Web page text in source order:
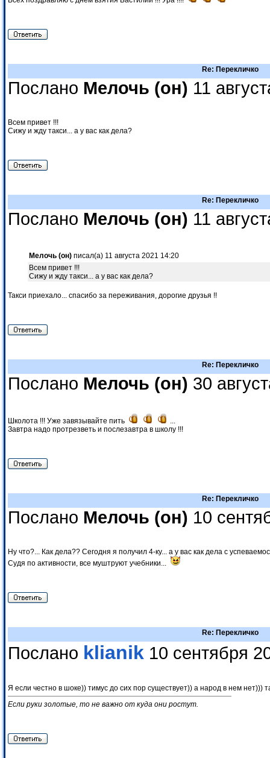
Re: Перекличко
Послано Мелочь (он) 11
Всем привет !!!
Сижу и жду такси... а у вас как дела?
Re: Перекличко
Послано Мелочь (он) 11
Мелочь (он) писал(а) 11 августа 2021 14:20
Всем привет !!!
Сижу и жду такси... а у вас как дела?
Такси приехало... спасибо за переживания, дорогие друзья !!
Re: Перекличко
Послано Мелочь (он) 30
Школота !!! Уже завязывайте пить
...
Завтра надо протрезветь и послезавтра в школу !!!
Re: Перекличко
Послано Мелочь (он) 10
Ну что?... Как дела?? Сегодня я получил 4-ку... а у вас как дела с
Судя по активности, все муштруют учебники...
Re: Перекличко
Послано klianik 10 сентября
Я если честно в шоке)) тимус до сих пор существует)) а народ в нем нет)))
Если руки золотые, то не важно от куда они ростут.